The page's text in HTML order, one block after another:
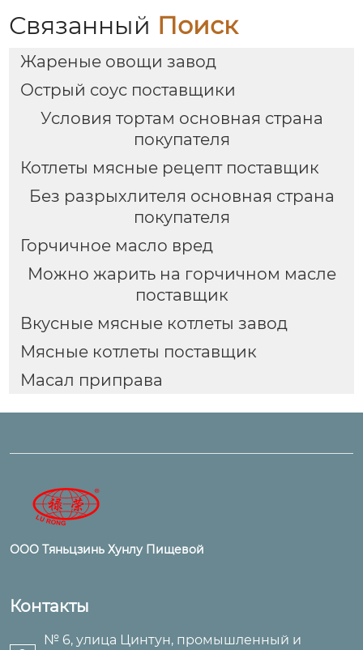
Связанный Поиск
Жареные овощи завод
Острый соус поставщики
Условия тортам основная страна
покупателя
Котлеты мясные рецепт поставщик
Без разрыхлителя основная страна
покупателя
Горчичное масло вред
Можно жарить на горчичном масле
поставщик
Вкусные мясные котлеты завод
Мясные котлеты поставщик
Масал приправа
ООО Тяньцзинь Хунлу Пищевой
Контакты
№ 6, улица Цинтун, промышленный и